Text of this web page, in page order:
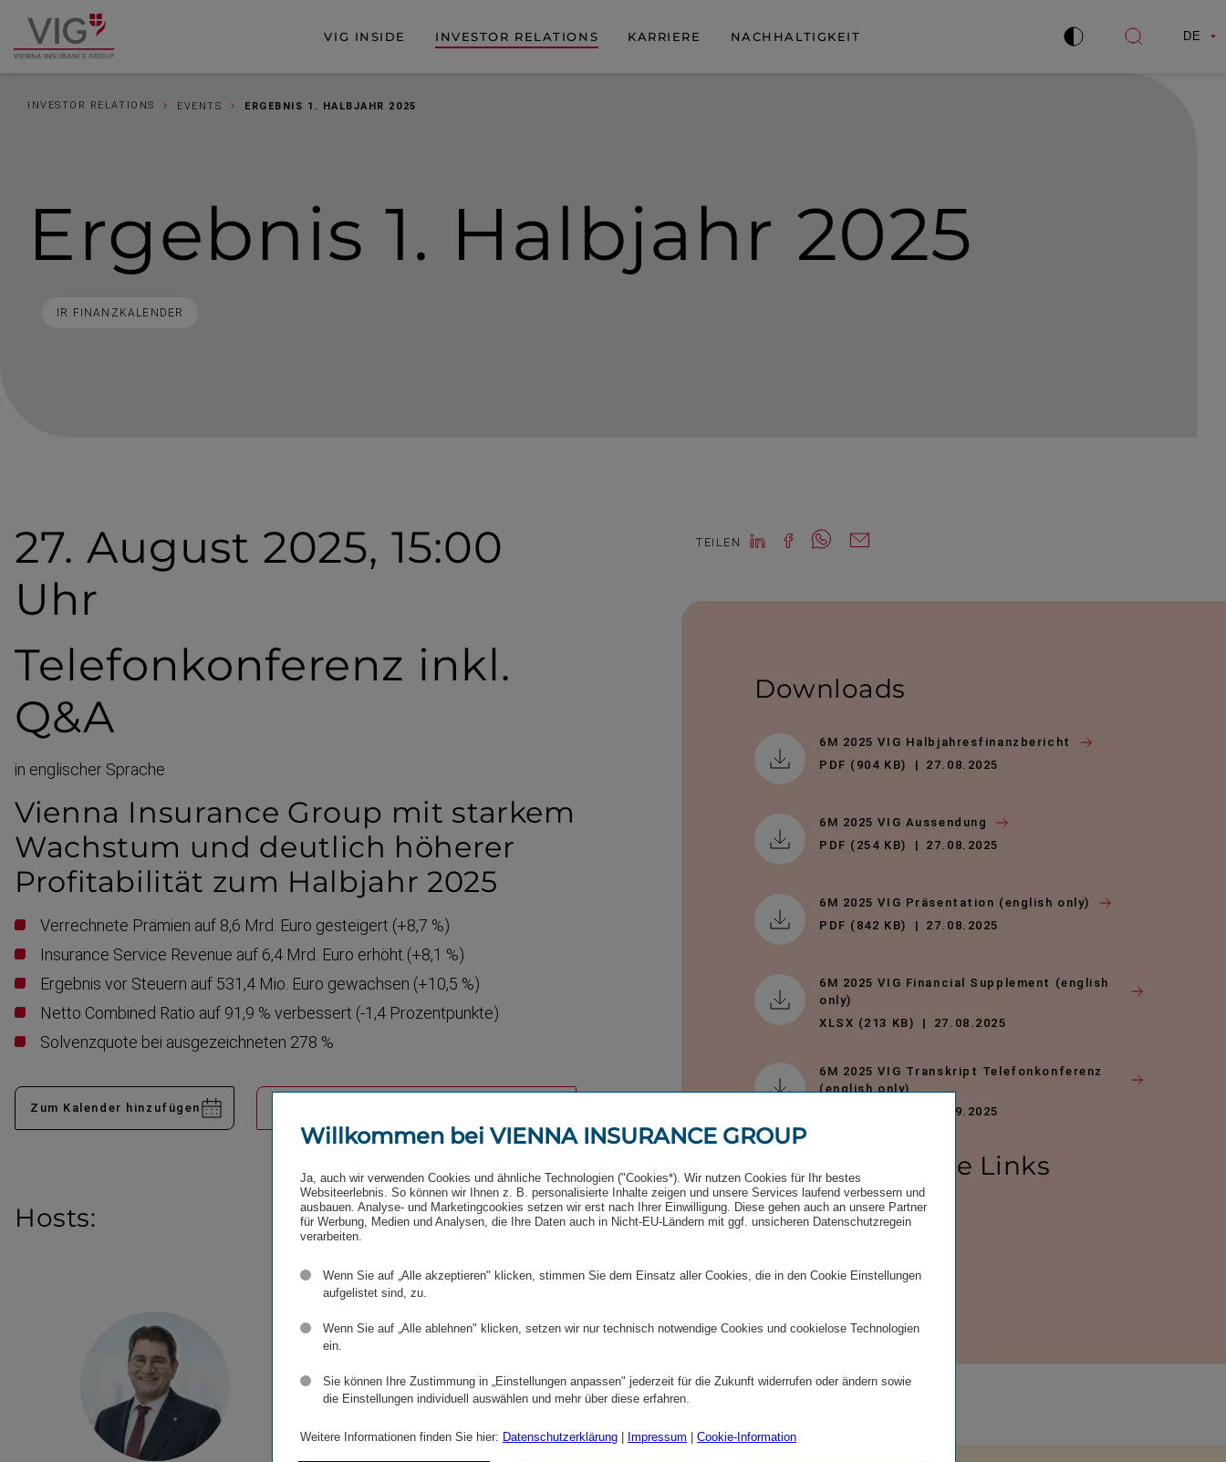
Inhalt
springen
Fußzeile
springen
Zur
Startseite
VIG INSIDE INVESTOR RELATIONS KARRIERE NACHHALTIGKEIT
Kontrast
Suche
DE
INVESTOR RELATIONS EVENTS ERGEBNIS 1. HALBJAHR 2025
Ergebnis1. Halbjahr 2025
STICHWORTE
IR FINANZKALENDER
27. August 2025, 15:00
Uhr
Tele­fon­kon­fe­renz inkl.
Q&A
in englischer Sprache
Vienna Insurance Group mit starkem
Wachstum und deutlich höherer
Profita­bilität zum Halbjahr 2025
Verrechnete Prämien auf 8,6 Mrd. Euro gesteigert (+8,7 %)
Insurance Service Revenue auf 6,4 Mrd. Euro erhöht (+8,1 %)
Ergebnis vor Steuern auf 531,4 Mio. Euro gewachsen (+10,5 %)
Netto Combined Ratio auf 91,9 % verbessert (-1,4 Prozent­punkte)
Solvenzquote bei ausgezeichneten 278 %
Zum Kalender hinzufügen
Hosts:
TEILEN
Downloads
6M 2025 VIG Halbjahresfinanzbericht
PDF (904 KB)
27.08.2025
6M 2025 VIG Aussendung
PDF (254 KB)
27.08.2025
6M 2025 VIG Präsentation (english only)
PDF (842 KB)
27.08.2025
6M 2025 VIG Financial Supplement (english
only)
XLSX (213 KB)
27.08.2025
6M 2025 VIG Transkript Telefonkonferenz
(english only)
01.09.2025
Weiter­füh­rende Links
Zum aktuellen Ergebnis
Willkommen bei VIENNA INSURANCE GROUP
Ja, auch wir verwenden Cookies und ähnliche Technologien ("Cookies*). Wir nutzen Cookies für Ihr bestes
Websiteerlebnis. So können wir Ihnen z. B. personalisierte Inhalte zeigen und unsere Services laufend verbessern und
ausbauen. Analyse- und Marketingcookies setzen wir erst nach Ihrer Einwilligung. Diese gehen auch an unsere Partner
für Werbung, Medien und Analysen, die Ihre Daten auch in Nicht-EU-Ländern mit ggf. unsicheren Datenschutzregein
verarbeiten.
Wenn Sie auf „Alle akzeptieren" klicken, stimmen Sie dem Einsatz aller Cookies, die in den Cookie Einstellungen
aufgelistet sind, zu.
Wenn Sie auf „Alle ablehnen" klicken, setzen wir nur technisch notwendige Cookies und cookielose Technologien
ein.
Sie können Ihre Zustimmung in „Einstellungen anpassen" jederzeit für die Zukunft widerrufen oder ändern sowie
die Einstellungen individuell auswählen und mehr über diese erfahren.
Weitere Informationen finden Sie hier: Datenschutzerklärung Impressum Cookie-Information